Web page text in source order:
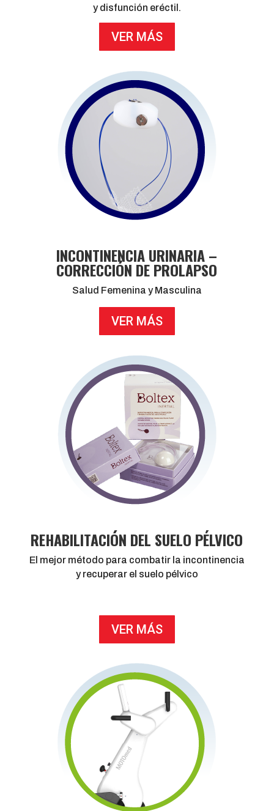
y disfunción eréctil.
VER MÁS
INCONTINENCIA URINARIA –
CORRECCIÓN DE PROLAPSO
Salud Femenina y Masculina
VER MÁS
REHABILITACIÓN DEL SUELO PÉLVICO
El mejor método para combatir la incontinencia
y recuperar el suelo pélvico
VER MÁS